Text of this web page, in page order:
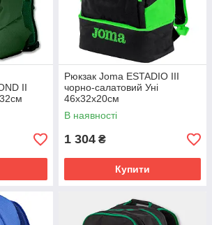
II
Рюкзак Joma ESTADIO III
чорно-салатовий Уні
46х32х20см
В наявності
1 304 ₴
Купити